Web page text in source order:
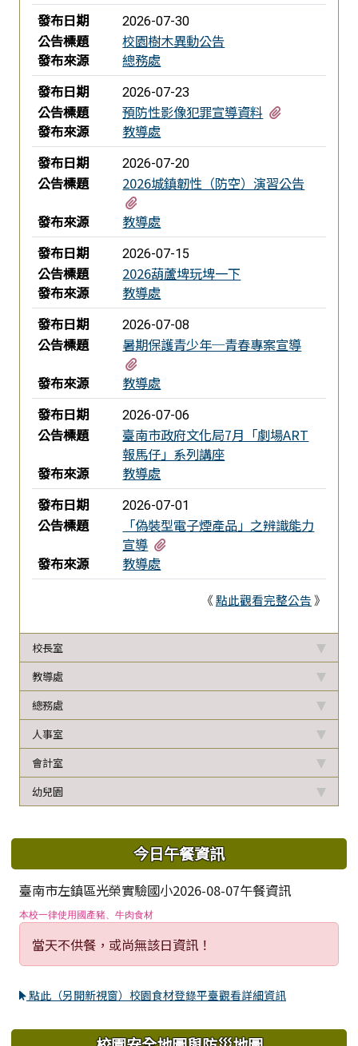
發布日期
2026-07-30
公告標題
校園樹木異動公告
發布來源
總務處
發布日期
2026-07-23
公告標題 預防性影像犯罪宣導資料
發布來源
教導處
發布日期
2026-07-20
公告標題
2026城鎮韌性（防空）演習公告
發布來源
教導處
發布日期
2026-07-15
公告標題
2026葫蘆埤玩埤一下
發布來源
教導處
發布日期
2026-07-08
公告標題
暑期保護青少年─青春專案宣導
發布來源
教導處
發布日期
2026-07-06
公告標題
臺南市政府文化局7月「劇場ART
報馬仔」系列講座
發布來源
教導處
發布日期
2026-07-01
公告標題
「偽裝型電子煙產品」之辨識能力
宣導
發布來源
教導處
《點此觀看完整公告》
校長室
教導處
總務處
人事室
會計室
幼兒園
下中區域內容
今日午餐資訊
臺南市左鎮區光榮實驗國小2026-08-07午餐資訊
本校一律使用國產豬、牛肉食材
當天不供餐，或尚無該日資訊！
點此（另開新視窗）校園食材登錄平臺觀看詳細資訊